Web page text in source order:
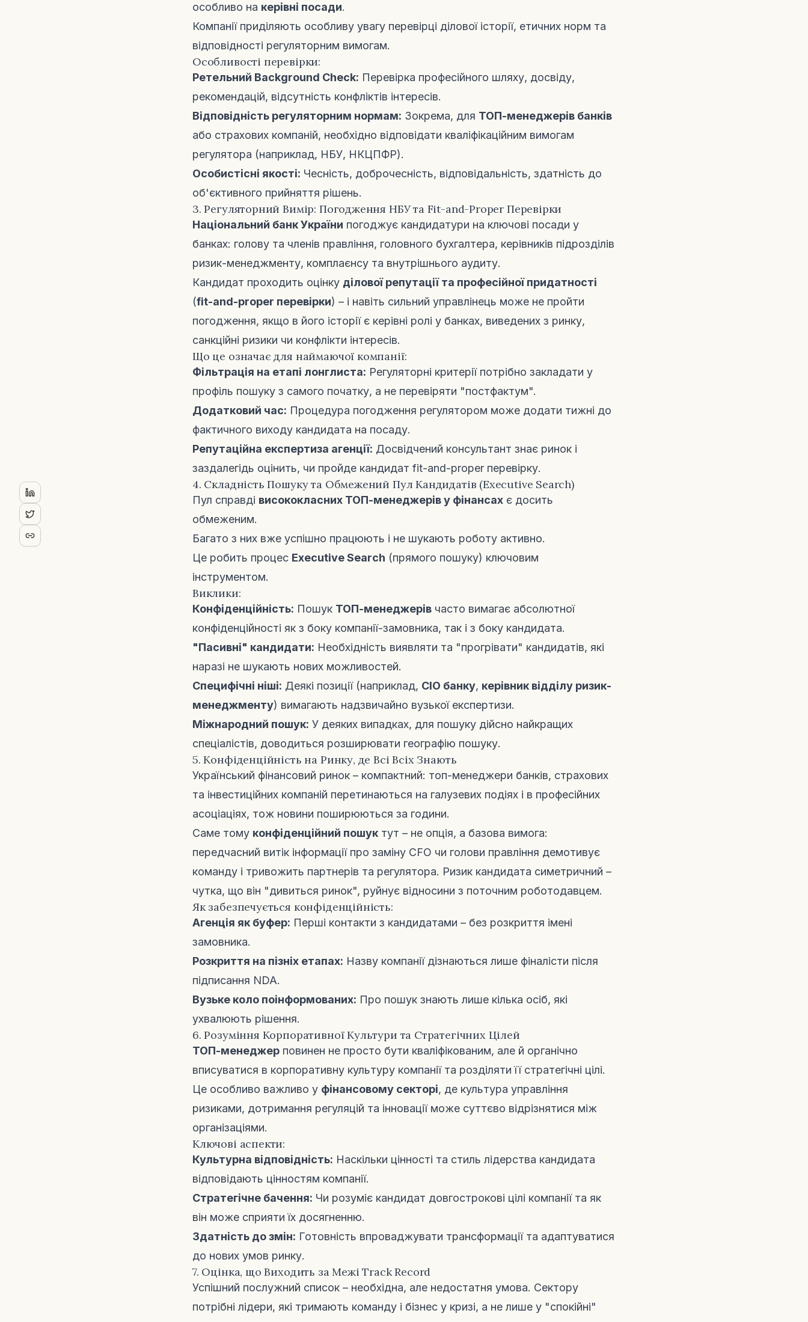
особливо на керівні посади.
Компанії приділяють особливу увагу перевірці ділової історії, етичних норм та
відповідності регуляторним вимогам.
Особливості перевірки:
Ретельний Background Check: Перевірка професійного шляху, досвіду,
рекомендацій, відсутність конфліктів інтересів.
Відповідність регуляторним нормам: Зокрема, для ТОП-менеджерів банків
або страхових компаній, необхідно відповідати кваліфікаційним вимогам
регулятора (наприклад, НБУ, НКЦПФР).
Особистісні якості: Чесність, доброчесність, відповідальність, здатність до
об'єктивного прийняття рішень.
3. Регуляторний Вимір: Погодження НБУ та Fit-and-Proper Перевірки
Національний банк України погоджує кандидатури на ключові посади у
банках: голову та членів правління, головного бухгалтера, керівників підрозділів
ризик-менеджменту, комплаєнсу та внутрішнього аудиту.
Кандидат проходить оцінку ділової репутації та професійної придатності
(fit-and-proper перевірки) – і навіть сильний управлінець може не пройти
погодження, якщо в його історії є керівні ролі у банках, виведених з ринку,
санкційні ризики чи конфлікти інтересів.
Що це означає для наймаючої компанії:
Фільтрація на етапі лонглиста: Регуляторні критерії потрібно закладати у
профіль пошуку з самого початку, а не перевіряти "постфактум".
Додатковий час: Процедура погодження регулятором може додати тижні до
фактичного виходу кандидата на посаду.
Репутаційна експертиза агенції: Досвідчений консультант знає ринок і
заздалегідь оцінить, чи пройде кандидат fit-and-proper перевірку.
4. Складність Пошуку та Обмежений Пул Кандидатів (Executive Search)
Пул справді висококласних ТОП-менеджерів у фінансах є досить
обмеженим.
Багато з них вже успішно працюють і не шукають роботу активно.
Це робить процес Executive Search (прямого пошуку) ключовим
інструментом.
Виклики:
Конфіденційність: Пошук ТОП-менеджерів часто вимагає абсолютної
конфіденційності як з боку компанії-замовника, так і з боку кандидата.
"Пасивні" кандидати: Необхідність виявляти та "прогрівати" кандидатів, які
наразі не шукають нових можливостей.
Специфічні ніші: Деякі позиції (наприклад, CIO банку, керівник відділу ризик-
менеджменту) вимагають надзвичайно вузької експертизи.
Міжнародний пошук: У деяких випадках, для пошуку дійсно найкращих
спеціалістів, доводиться розширювати географію пошуку.
5. Конфіденційність на Ринку, де Всі Всіх Знають
Український фінансовий ринок – компактний: топ-менеджери банків, страхових
та інвестиційних компаній перетинаються на галузевих подіях і в професійних
асоціаціях, тож новини поширюються за години.
Саме тому конфіденційний пошук тут – не опція, а базова вимога:
передчасний витік інформації про заміну CFO чи голови правління демотивує
команду і тривожить партнерів та регулятора. Ризик кандидата симетричний –
чутка, що він "дивиться ринок", руйнує відносини з поточним роботодавцем.
Як забезпечується конфіденційність:
Агенція як буфер: Перші контакти з кандидатами – без розкриття імені
замовника.
Розкриття на пізніх етапах: Назву компанії дізнаються лише фіналісти після
підписання NDA.
Вузьке коло поінформованих: Про пошук знають лише кілька осіб, які
ухвалюють рішення.
6. Розуміння Корпоративної Культури та Стратегічних Цілей
ТОП-менеджер повинен не просто бути кваліфікованим, але й органічно
вписуватися в корпоративну культуру компанії та розділяти її стратегічні цілі.
Це особливо важливо у фінансовому секторі, де культура управління
ризиками, дотримання регуляцій та інновації може суттєво відрізнятися між
організаціями.
Ключові аспекти:
Культурна відповідність: Наскільки цінності та стиль лідерства кандидата
відповідають цінностям компанії.
Стратегічне бачення: Чи розуміє кандидат довгострокові цілі компанії та як
він може сприяти їх досягненню.
Здатність до змін: Готовність впроваджувати трансформації та адаптуватися
до нових умов ринку.
7. Оцінка, що Виходить за Межі Track Record
Успішний послужний список – необхідна, але недостатня умова. Сектору
потрібні лідери, які тримають команду і бізнес у кризі, а не лише у "спокійні"